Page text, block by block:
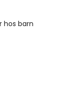
hos barn